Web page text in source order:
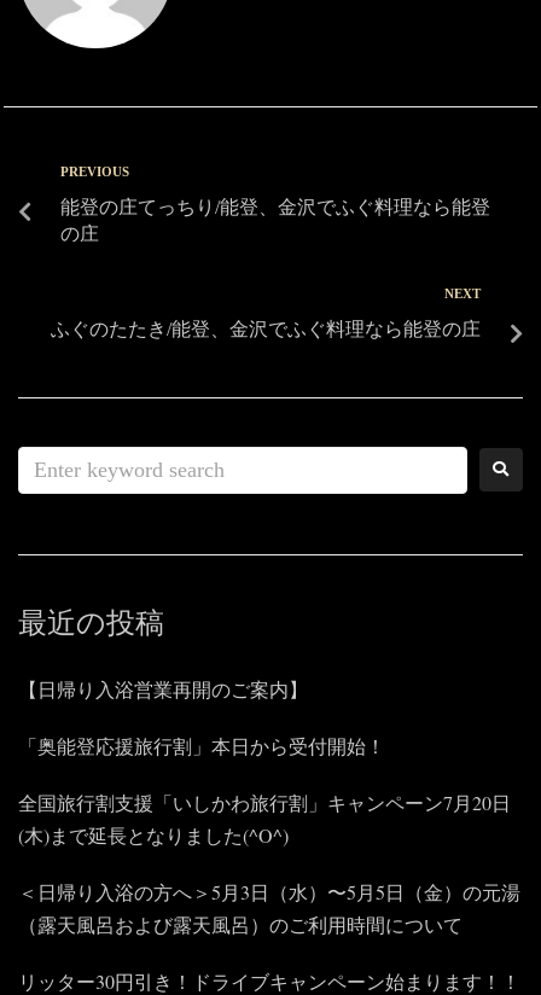
PREVIOUS
能登の庄てっちり/能登、金沢でふぐ料理なら能登
の庄
NEXT
ふぐのたたき/能登、金沢でふぐ料理なら能登の庄
最近の投稿
【日帰り入浴営業再開のご案内】
「奥能登応援旅行割」本日から受付開始！
全国旅行割支援「いしかわ旅行割」キャンペーン7月20日
(木)まで延長となりました(^O^)
＜日帰り入浴の方へ＞5月3日（水）〜5月5日（金）の元湯
（露天風呂および露天風呂）のご利用時間について
リッター30円引き！ドライブキャンペーン始まります！！